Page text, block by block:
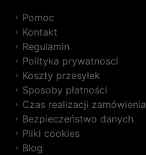
Pomoc
Kontakt
Regulamin
Polityka prywatnosci
Koszty przesyłek
Sposoby płatności
Czas realizacji zamówienia
Bezpieczeństwo danych
Pliki cookies
Blog